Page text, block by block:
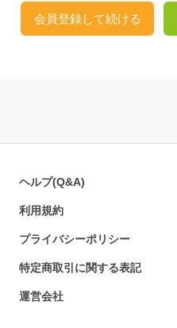
会員登録して続ける
ヘルプ(Q&A)
利用規約
プライバシーポリシー
特定商取引に関する表記
運営会社